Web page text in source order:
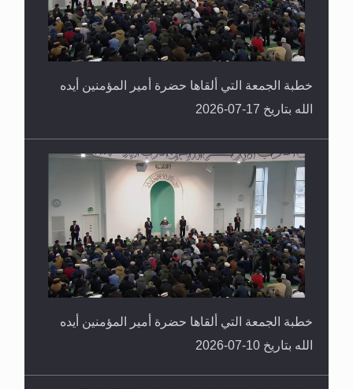
خطبة الجمعة التي ألقاها حضرة أمير المؤمنين أيده
الله بتاريخ 17-07-2026
خطبة الجمعة التي ألقاها حضرة أمير المؤمنين أيده
الله بتاريخ 10-07-2026